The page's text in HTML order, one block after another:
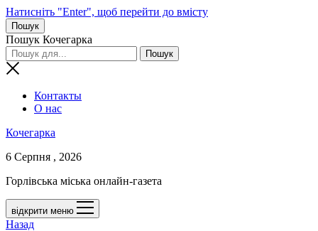
Натисніть "Enter", щоб перейти до вмісту
Пошук
Пошук Кочегарка
Контакты
О нас
Кочегарка
6 Серпня , 2026
Горлівська міська онлайн-газета
відкрити меню
Назад